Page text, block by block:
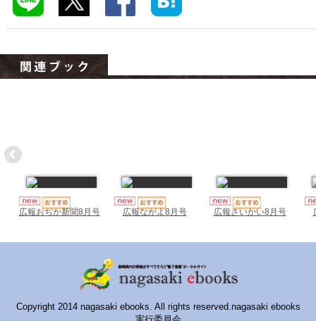
広報おぢか新聞8月号 広報ながよ8月号 広報さいかい8月号
Copyright 2014 nagasaki ebooks. All rights reserved.nagasaki ebooks
ハイスクールナビ
いきebooks
みなみしまばらebooks
はさみebooks
ながさき市ebooks
さいかいイーブックス